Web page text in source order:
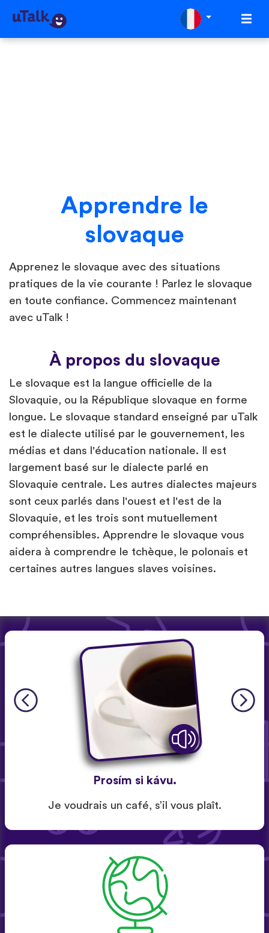
Apprendre le
slovaque
Apprenez le slovaque avec des situations
pratiques de la vie courante ! Parlez le slovaque
en toute confiance. Commencez maintenant
avec uTalk !
À propos du slovaque
Le slovaque est la langue officielle de la
Slovaquie, ou la République slovaque en forme
longue. Le slovaque standard enseigné par uTalk
est le dialecte utilisé par le gouvernement, les
médias et dans l'éducation nationale. Il est
largement basé sur le dialecte parlé en
Slovaquie centrale. Les autres dialectes majeurs
sont ceux parlés dans l'ouest et l'est de la
Slovaquie, et les trois sont mutuellement
compréhensibles. Apprendre le slovaque vous
aidera à comprendre le tchèque, le polonais et
certaines autres langues slaves voisines.
Prosím si kávu.
Je voudrais un café, s’il vous plaît.